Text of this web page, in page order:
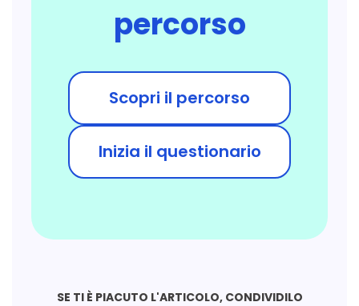
percorso
Scopri il percorso
Inizia il questionario
SE TI È PIACUTO L'ARTICOLO, CONDIVIDILO